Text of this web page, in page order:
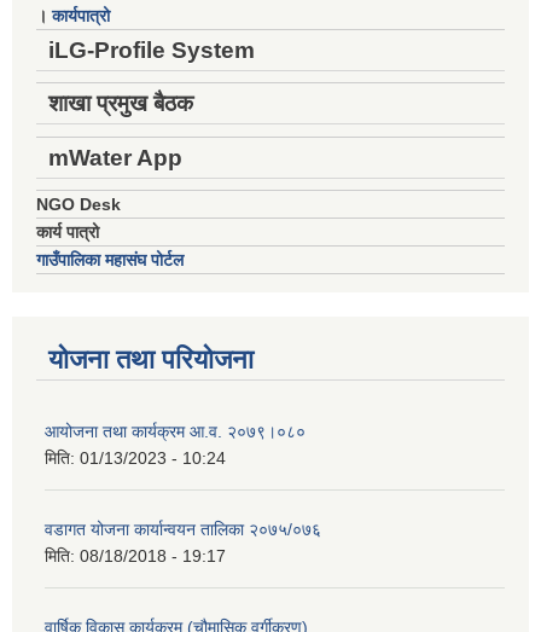
।कार्यपात्रो
iLG-Profile System
शाखा प्रमुख बैठक
mWater App
NGO Desk
कार्य पात्रो
गाउँपालिका महासंघ पोर्टल
योजना तथा परियोजना
आयोजना तथा कार्यक्रम आ.व. २०७९।०८०
मिति: 01/13/2023 - 10:24
वडागत योजना कार्यान्वयन तालिका २०७५/०७६
मिति: 08/18/2018 - 19:17
वार्षिक विकास कार्यक्रम (चौमासिक वर्गीकरण)